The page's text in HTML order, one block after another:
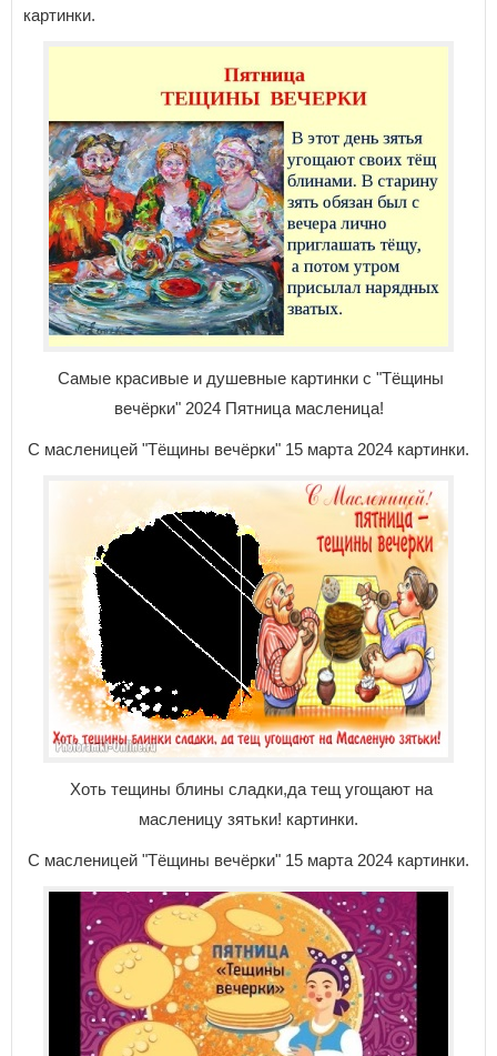
картинки.
Самые красивые и душевные картинки с "Тёщины
вечёрки" 2024 Пятница масленица!
С масленицей "Тёщины вечёрки" 15 марта 2024 картинки.
Хоть тещины блины сладки,да тещ угощают на
масленицу зятьки! картинки.
С масленицей "Тёщины вечёрки" 15 марта 2024 картинки.